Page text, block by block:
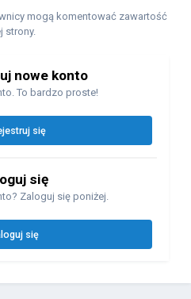
mogą komentować zawartość
strony.
nowe konto
To bardzo proste!
się
się
Zaloguj się poniżej.
się